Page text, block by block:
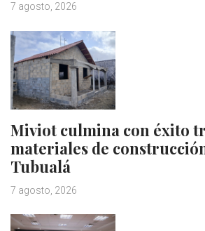
7 agosto, 2026
Miviot culmina con éxito
materiales de
Tubualá
7 agosto, 2026